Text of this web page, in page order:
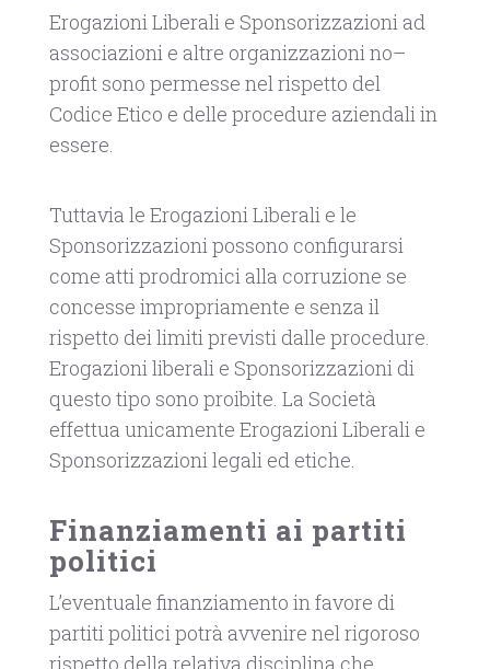
Erogazioni Liberali e Sponsorizzazioni ad
associazioni e altre organizzazioni no–
profit sono permesse nel rispetto del
Codice Etico e delle procedure aziendali in
essere.
Tuttavia le Erogazioni Liberali e le
Sponsorizzazioni possono configurarsi
come atti prodromici alla corruzione se
concesse impropriamente e senza il
rispetto dei limiti previsti dalle procedure.
Erogazioni liberali e Sponsorizzazioni di
questo tipo sono proibite. La Società
effettua unicamente Erogazioni Liberali e
Sponsorizzazioni legali ed etiche.
Finanziamenti ai partiti
politici
L’eventuale finanziamento in favore di
partiti politici potrà avvenire nel rigoroso
rispetto della relativa disciplina che